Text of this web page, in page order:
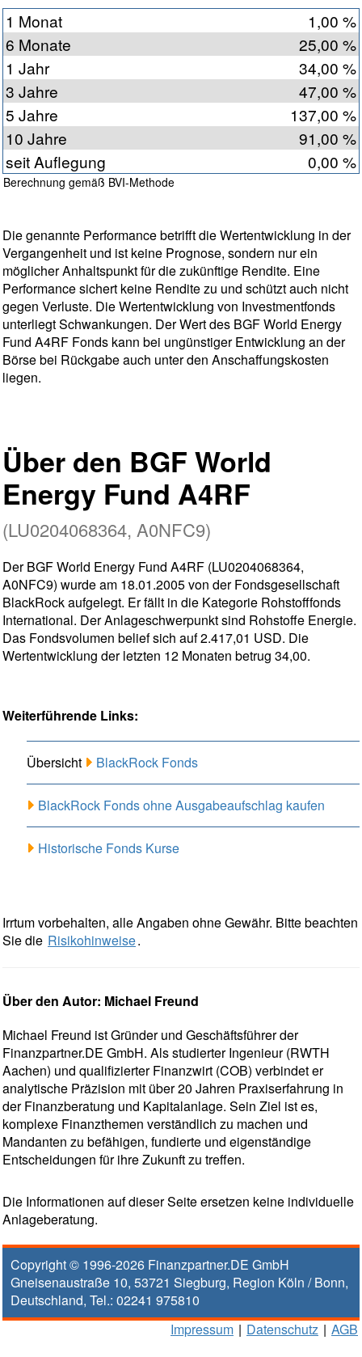
1 Monat
1,00 %
6 Monate
25,00 %
1 Jahr
34,00 %
3 Jahre
47,00 %
5 Jahre
137,00 %
10 Jahre
91,00 %
seit Auflegung
0,00 %
Berechnung gemäß BVI-Methode
Die genannte Performance betrifft die Wertentwicklung in der
Vergangenheit und ist keine Prognose, sondern nur ein
möglicher Anhaltspunkt für die zukünftige Rendite. Eine
Performance sichert keine Rendite zu und schützt auch nicht
gegen Verluste. Die Wertentwicklung von Investmentfonds
unterliegt Schwankungen. Der Wert des BGF World Energy
Fund A4RF Fonds kann bei ungünstiger Entwicklung an der
Börse bei Rückgabe auch unter den Anschaffungskosten
liegen.
Über den BGF World
Energy Fund A4RF
(LU0204068364, A0NFC9)
Der BGF World Energy Fund A4RF (LU0204068364,
A0NFC9) wurde am 18.01.2005 von der Fondsgesellschaft
BlackRock aufgelegt. Er fällt in die Kategorie Rohstofffonds
International. Der Anlageschwerpunkt sind Rohstoffe Energie.
Das Fondsvolumen belief sich auf 2.417,01 USD. Die
Wertentwicklung der letzten 12 Monaten betrug 34,00.
Weiterführende Links:
Übersicht BlackRock Fonds
BlackRock Fonds ohne Ausgabeaufschlag kaufen
Historische Fonds Kurse
Irrtum vorbehalten, alle Angaben ohne Gewähr. Bitte beachten
Sie die Risikohinweise.
Über den Autor: Michael Freund
Michael Freund ist Gründer und Geschäftsführer der
Finanzpartner.DE GmbH. Als studierter Ingenieur (RWTH
Aachen) und qualifizierter Finanzwirt (COB) verbindet er
analytische Präzision mit über 20 Jahren Praxiserfahrung in
der Finanzberatung und Kapitalanlage. Sein Ziel ist es,
komplexe Finanzthemen verständlich zu machen und
Mandanten zu befähigen, fundierte und eigenständige
Entscheidungen für ihre Zukunft zu treffen.
Die Informationen auf dieser Seite ersetzen keine individuelle
Anlageberatung.
Copyright © 1996-2026 Finanzpartner.DE GmbH
Gneisenaustraße 10, 53721 Siegburg, Region Köln / Bonn,
Deutschland, Tel.: 02241 975810
Impressum | Datenschutz | AGB